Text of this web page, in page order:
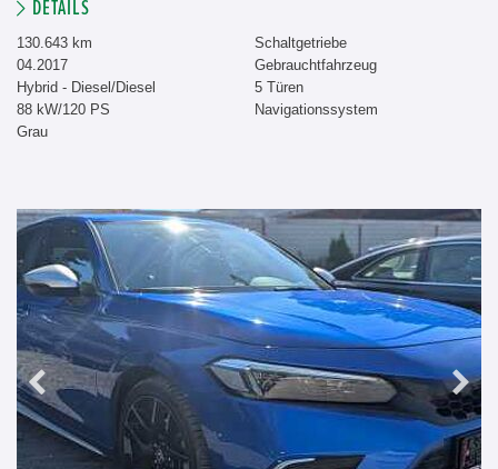
DETAILS
130.643 km
04.2017
Hybrid - Diesel/Diesel
88 kW/120 PS
Grau
Schaltgetriebe
Gebrauchtfahrzeug
5 Türen
Navigationssystem